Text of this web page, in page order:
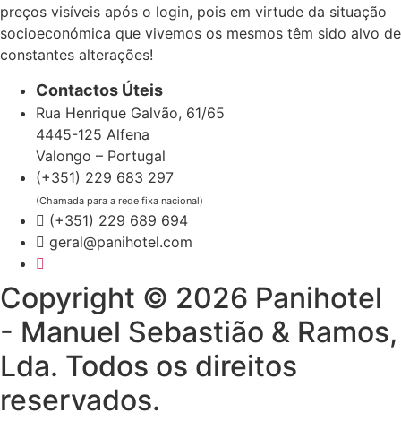
preços visíveis após o login, pois em virtude da situação
socioeconómica que vivemos os mesmos têm sido alvo de
constantes alterações!
Contactos Úteis
Rua Henrique Galvão, 61/65
4445-125 Alfena
Valongo – Portugal
(+351) 229 683 297
(Chamada para a rede fixa nacional)
(+351) 229 689 694
geral@panihotel.com
Copyright © 2026 Panihotel
- Manuel Sebastião & Ramos,
Lda. Todos os direitos
reservados.